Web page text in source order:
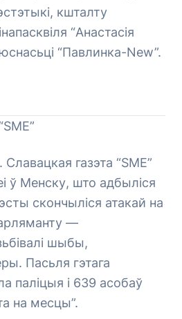
кшталту
“Анастасія
“Павлинка-New”.
газэта “SME”
ў Менску, што адбыліся
скончыліся атакай на
—
шыбы,
Пасьля гэтага
паліцыя і 639 асобаў
на месцы”.